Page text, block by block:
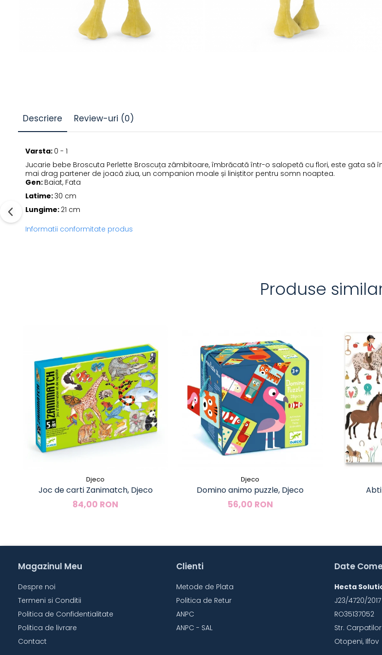
Descriere Review-uri (0)
Varsta: 0 - 1
Jucarie bebe Broscuta Perlette Broscuța zâmbitoare, îmbrăcată într-o salopetă cu flori, este gata
mai drag partener de joacă ziua, un companion moale și liniștitor pentru somn noaptea.
Gen: Baiat, Fata
Latime:30 cm
Lungime: 21 cm
Informatii conformitate produs
Produse
Djeco
Joc de carti Zanimatch, Djeco
84,00 RON
Djeco
Domino animo puzzle, Djeco
56,00 RON
Magazinul Meu
Despre noi
Termeni si Conditii
Politica de Confidentialitate
Politica de livrare
Contact
Clienti
Metode de Plata
Politica de Retur
ANPC
ANPC - SAL
Date
Hecta
J23/4720/2017
RO35137052
Str. Carpatilor
Otopeni, Ilfov